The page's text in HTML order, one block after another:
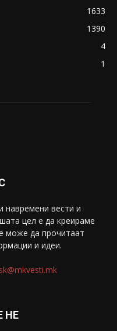
1633
1390
4
1
навремени вести и
цел е да креираме
може да прочитаат
и идеи.
НЕ